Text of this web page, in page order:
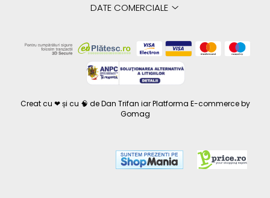
DATE COMERCIALE
Creat cu ❤ și cu 🧠 de Dan Trifan iar Platforma E-commerce by
Gomag